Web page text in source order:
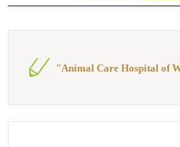
"Animal Care Hospital of